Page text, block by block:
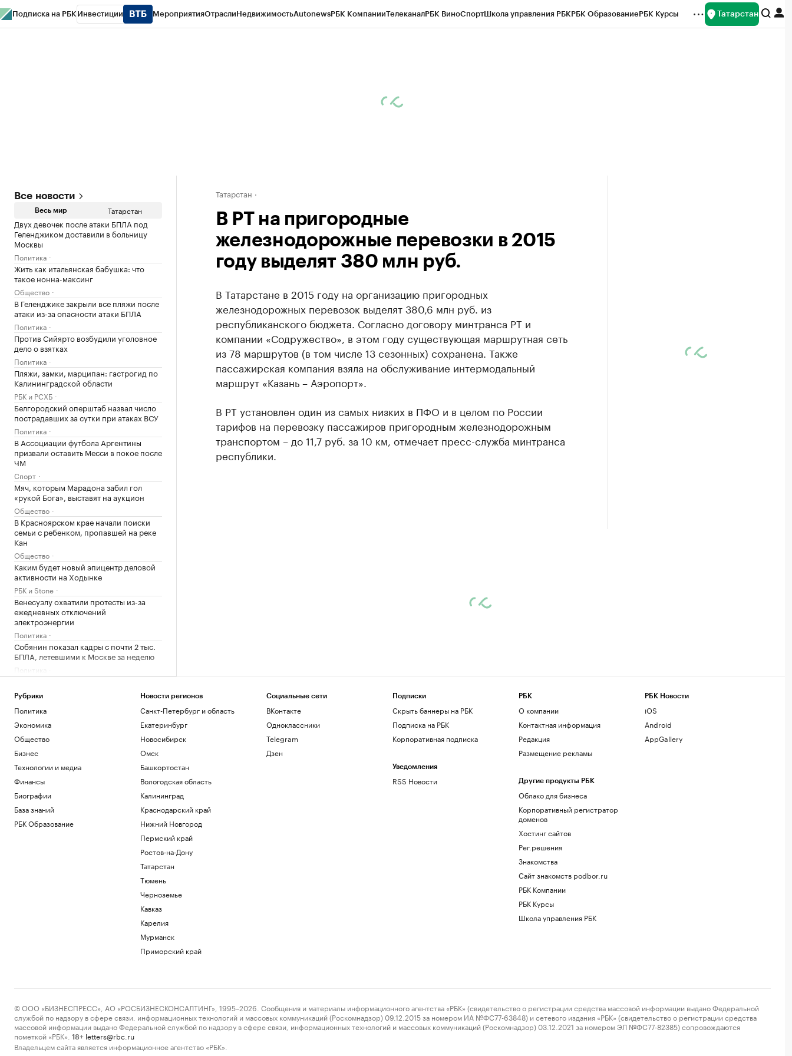
Подписка на РБК Инвестиции МероприятияОтраслиНедвижимостьAutonewsРБК КомпанииТелеканалРБК ВиноСпортШкола управления РБКРБК ОбразованиеРБК Курсы Татарстан
Все новости
Весь мир Татарстан
Двух девочек после атаки БПЛА под
Геленджиком доставили в больницу
Москвы
Политика
Жить как итальянская бабушка: что
такое нонна-максинг
Общество
В Геленджике закрыли все пляжи после
атаки из-за опасности атаки БПЛА
Политика
Против Сийярто возбудили уголовное
дело о взятках
Политика
Пляжи, замки, марципан: гастрогид по
Калининградской области
РБК и РСХБ
Белгородский оперштаб назвал число
пострадавших за сутки при атаках ВСУ
Политика
В Ассоциации футбола Аргентины
призвали оставить Месси в покое после
ЧМ
Спорт
Мяч, которым Марадона забил гол
«рукой Бога», выставят на аукцион
Общество
В Красноярском крае начали поиски
семьи с ребенком, пропавшей на реке
Кан
Общество
Каким будет новый эпицентр деловой
активности на Ходынке
РБК и Stone
Венесуэлу охватили протесты из-за
ежедневных отключений
электроэнергии
Политика
Собянин показал кадры с почти 2 тыс.
БПЛА, летевшими к Москве за неделю
Политика
ограничения на отпуск топлива
ЭСК признала правильным назначение
пенальти «Спартаку» в игре с
«Ахматом»
Спорт
члена совета управляющих ФРС Лизу
Кук
Политика
Минобороны сообщило о взятии
Ивановки в Харьковской области
Политика
Пашинян и Алиев провели телефонный
Пожар на Ильском НПЗ после падения
Мосгорсуд взыскал ₽654 тыс. за залив
квартиры из-за кошки, открывшей кран
Татарстан
В РТ на пригородные
железнодорожные перевозки в 2015
году выделят 380 млн руб.
В Татарстане в 2015 году на организацию пригородных
железнодорожных перевозок выделят 380,6 млн руб. из
республиканского бюджета. Согласно договору минтранса РТ и
компании «Содружество», в этом году существующая маршрутная сеть
из 78 маршрутов (в том числе 13 сезонных) сохранена. Также
пассажирская компания взяла на обслуживание интермодальный
маршрут «Казань – Аэропорт».
В РТ установлен один из самых низких в ПФО и в целом по России
тарифов на перевозку пассажиров пригородным железнодорожным
транспортом – до 11,7 руб. за 10 км, отмечает пресс-служба минтранса
республики.
Рубрики
Политика
Экономика
Общество
Бизнес
Технологии и медиа
Финансы
Биографии
База знаний
РБК Образование
Новости регионов
Санкт-Петербург и область
Екатеринбург
Новосибирск
Омск
Башкортостан
Вологодская область
Калининград
Краснодарский край
Нижний Новгород
Пермский край
Ростов-на-Дону
Татарстан
Тюмень
Черноземье
Кавказ
Карелия
Мурманск
Приморский край
Социальные сети
ВКонтакте
Одноклассники
Telegram
Дзен
Подписки
Скрыть баннеры на РБК
Подписка на РБК
Корпоративная подписка
Уведомления
RSS Новости
РБК
О компании
Контактная информация
Редакция
Размещение рекламы
Другие продукты РБК
Облако для бизнеса
Корпоративный регистратор
доменов
Хостинг сайтов
Рег.решения
Знакомства
Сайт знакомств podbor.ru
РБК Компании
РБК Курсы
Школа управления РБК
РБК Новости
iOS
Android
AppGallery
© ООО «БИЗНЕСПРЕСС», АО «РОСБИЗНЕСКОНСАЛТИНГ», 1995–2026. Сообщения и материалы информационного агентства «РБК» (свидетельство о регистрации средства массовой информации выдано Федеральной
службой по надзору в сфере связи, информационных технологий и массовых коммуникаций (Роскомнадзор) 09.12.2015 за номером ИА №ФС77-63848) и сетевого издания «РБК» (свидетельство о регистрации средства
массовой информации выдано Федеральной службой по надзору в сфере связи, информационных технологий и массовых коммуникаций (Роскомнадзор) 03.12.2021 за номером ЭЛ №ФС77-82385) сопровождаются
пометкой «РБК».
18+ letters@rbc.ru
Владельцем сайта является информационное агентство «РБК».